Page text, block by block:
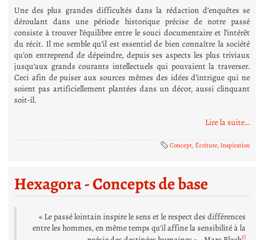
Une des plus grandes difficultés dans la rédaction d’enquêtes se
déroulant dans une période historique précise de notre passé
consiste à trouver l’équilibre entre le souci documentaire et l’intérêt
du récit. Il me semble qu’il est essentiel de bien connaître la société
qu’on entreprend de dépeindre, depuis ses aspects les plus triviaux
jusqu’aux grands courants intellectuels qui pouvaient la traverser.
Ceci afin de puiser aux sources mêmes des idées d’intrigue qui ne
soient pas artificiellement plantées dans un décor, aussi clinquant
soit-il.
Lire la suite...
Concept, Écriture, Inspiration
Hexagora - Concepts de base
« Le passé lointain inspire le sens et le respect des différences
entre les hommes, en même temps qu’il affine la sensibilité à la
1)